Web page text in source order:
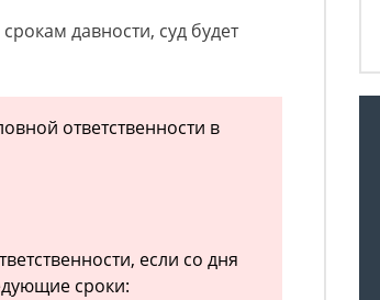
давности, суд будет
ответственности в
если со дня
сроки: